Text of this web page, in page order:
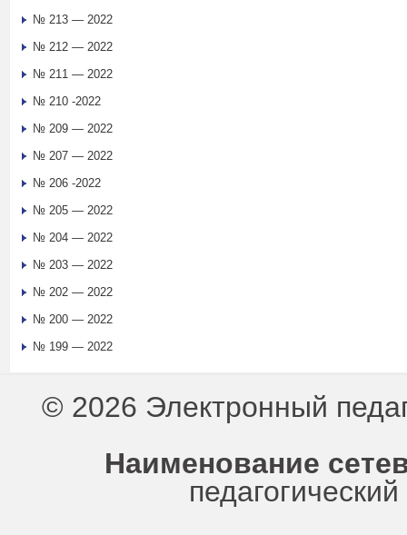
№ 213 — 2022
№ 212 — 2022
№ 211 — 2022
№ 210 -2022
№ 209 — 2022
№ 207 — 2022
№ 206 -2022
№ 205 — 2022
№ 204 — 2022
№ 203 — 2022
№ 202 — 2022
№ 200 — 2022
№ 199 — 2022
© 2026 Электронный
Наименование